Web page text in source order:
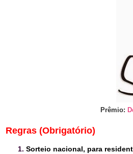
Prêmio:
Regras (Obrigatório)
Sorteio nacional, para